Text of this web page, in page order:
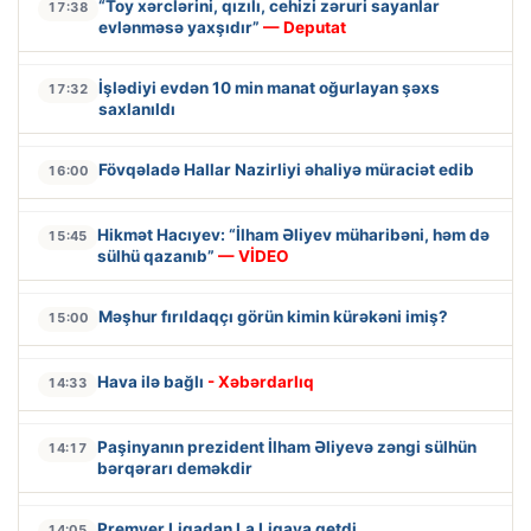
17:38
“Toy xərclərini, qızılı, cehizi zəruri sayanlar
evlənməsə yaxşıdır” — Deputat
17:32
İşlədiyi evdən 10 min manat oğurlayan şəxs
saxlanıldı
16:00 Fövqəladə Hallar Nazirliyi əhaliyə müraciət edib
15:45
Hikmət Hacıyev: “İlham Əliyev müharibəni, həm də
sülhü qazanıb” — VİDEO
15:00 Məşhur fırıldaqçı görün kimin kürəkəni imiş?
14:33 Hava ilə bağlı - Xəbərdarlıq
14:17
Paşinyanın prezident İlham Əliyevə zəngi sülhün
bərqərarı deməkdir